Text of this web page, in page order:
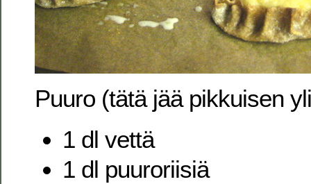
Puuro (tätä jää pikkuisen
1 dl vettä
1 dl puuroriisiä